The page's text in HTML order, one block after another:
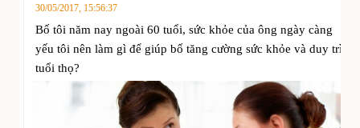
30/05/2017, 15:56:37
Bố tôi năm nay ngoài 60 tuổi, sức khỏe của ông ngày càng
yếu tôi nên làm gì để giúp bố tăng cường sức khỏe và duy trì
tuổi thọ?